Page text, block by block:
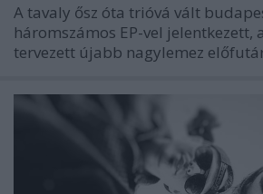
A tavaly ősz óta trióvá vált
háromszámos EP-vel jelentkezett,
tervezett újabb nagylemez